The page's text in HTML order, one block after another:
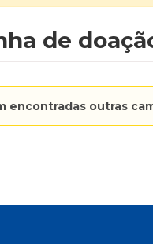
de
encontradas outras